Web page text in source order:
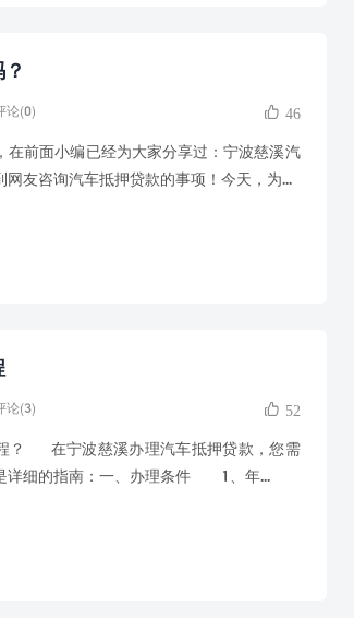
论(0) 46
前面小编已经为大家分享过：宁波慈溪汽
友咨询汽车抵押贷款的事项！今天，为...
论(3) 52
？ 在宁波慈溪办理汽车抵押贷款，您需
详细的指南：一、办理条件 1、年...